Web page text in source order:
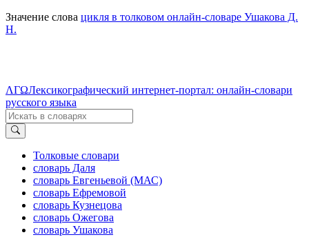
Значение слова цикля в толковом онлайн-словаре Ушакова Д.
Н.
ΛΓΩЛексикографический интернет-портал: онлайн-словари
русского языка
Толковые словари
словарь Даля
словарь Евгеньевой (МАС)
словарь Ефремовой
словарь Кузнецова
словарь Ожегова
словарь Ушакова